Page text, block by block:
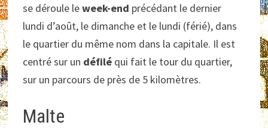
se déroule leweek-end précédant le dernier
lundi d’août, le dimanche et le lundi (férié), dans
le quartier du même nom dans la capitale. Il est
centré sur un défilé qui fait le tour du quartier,
sur un parcours de près de 5 kilomètres.
Malte